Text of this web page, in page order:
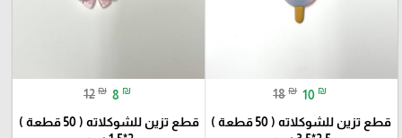
18 ₪ 10 ₪
قطع تزين للشوكلاته ( 50 قطعة )
12 ₪ 8 ₪
قطع تزين للشوكلاته ( 50 قطعة )